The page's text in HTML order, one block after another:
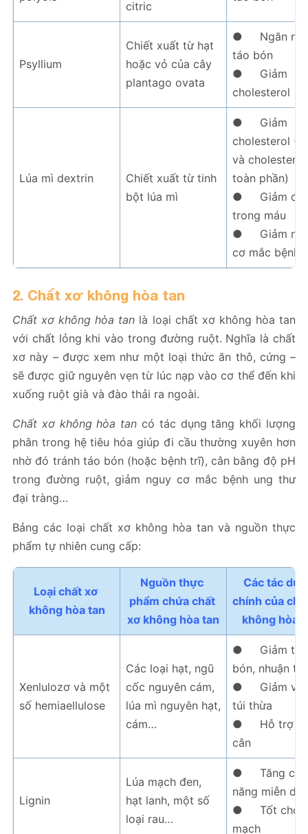
citric
Psyllium
Chiết xuất từ ​​hạt
hoặc vỏ của cây
plantago ovata
● Ngăn
táo bón
● Giảm
cholesterol
Lúa mì dextrin
Chiết xuất từ ​​tinh
bột lúa mì
● Giảm
cholesterol
và cholesterol
toàn phần)
● Giảm
trong máu
● Giảm
cơ mắc bệnh
2. Chất xơ không hòa tan
Chất xơ không hòa tan là loại chất xơ không hòa tan
với chất lỏng khi vào trong đường ruột. Nghĩa là chất
xơ này – được xem như một loại thức ăn thô, cứng –
sẽ được giữ nguyên vẹn từ lúc nạp vào cơ thể đến khi
xuống ruột già và đào thải ra ngoài.
Chất xơ không hòa tan có tác dụng tăng khối lượng
phân trong hệ tiêu hóa giúp đi cầu thường xuyên hơn
nhờ đó tránh táo bón (hoặc bệnh trĩ), cân bằng độ pH
trong đường ruột, giảm nguy cơ mắc bệnh ung thư
đại tràng…
Bảng các loại chất xơ không hòa tan và nguồn thực
phẩm tự nhiên cung cấp:
Loại chất xơ
không hòa tan
Nguồn thực
phẩm chứa chất
xơ không hòa tan
Các tác
chính của
không hòa
Xenlulozơ và một
số hemiaellulose
Các loại hạt, ngũ
cốc nguyên cám,
lúa mì nguyên hạt,
cám…
● Giảm táo
bón, nhuận
● Giảm
túi thừa
● Hỗ trợ
cân
Lignin
Lúa mạch đen,
hạt lanh, một số
loại rau…
● Tăng
năng miễn
● Tốt cho
mạch